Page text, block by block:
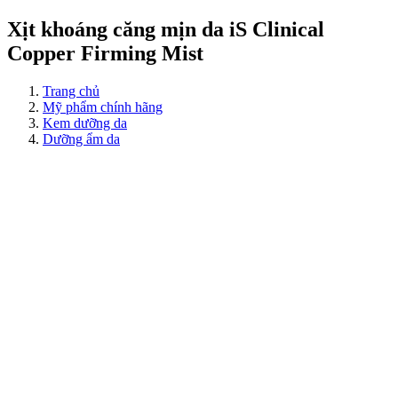
Xịt khoáng căng mịn da iS Clinical
Copper Firming Mist
Trang chủ
Mỹ phẩm chính hãng
Kem dưỡng da
Dưỡng ẩm da